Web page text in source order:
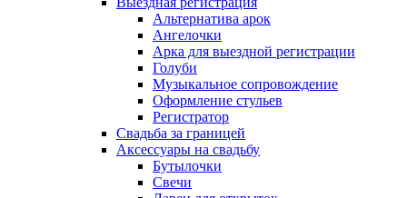
Альтернатива арок
Ангелочки
Арка для выездной регистрации
Голуби
Музыкальное сопровождение
Оформление стульев
Регистратор
Свадьба за границей
Аксессуары на свадьбу
Бутылочки
Свечи